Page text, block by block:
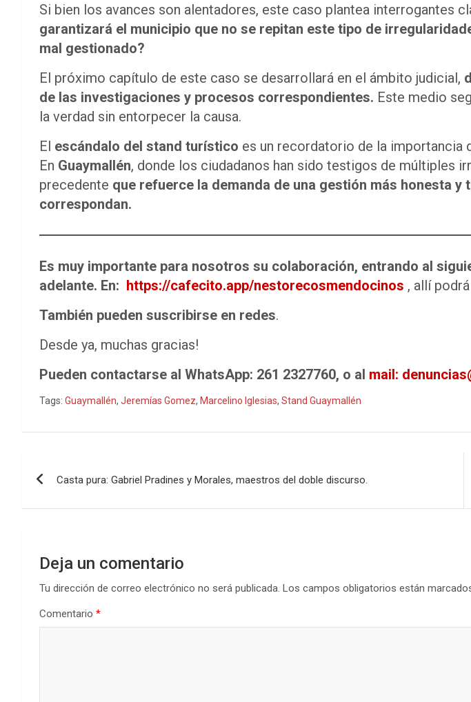
Si bien los avances son alentadores, este caso plantea interrogantes
garantizará el municipio que no se repitan este tipo de
mal gestionado?
El próximo capítulo de este caso se desarrollará en el ámbito judicial,
de las investigaciones y procesos correspondientes. Este medio
la verdad sin entorpecer la causa.
El escándalo del stand turístico es un recordatorio de la
En Guaymallén, donde los ciudadanos han sido testigos de múltiples
precedente que refuerce la demanda de una gestión más honesta
correspondan.
Es muy importante para nosotros su colaboración, entrando al
adelante. En: https://cafecito.app/nestorecosmendocinos , allí
También pueden suscribirse en redes.
Desde ya, muchas gracias!
Pueden contactarse al WhatsApp: 261 2327760, o al mail:
Tags: Guaymallén, Jeremías Gomez, Marcelino Iglesias, Stand Guaymallén
Casta pura: Gabriel Pradines y Morales, maestros del doble discurso.
Deja un comentario
Tu dirección de correo electrónico no será publicada. Los campos obligatorios están
Comentario *